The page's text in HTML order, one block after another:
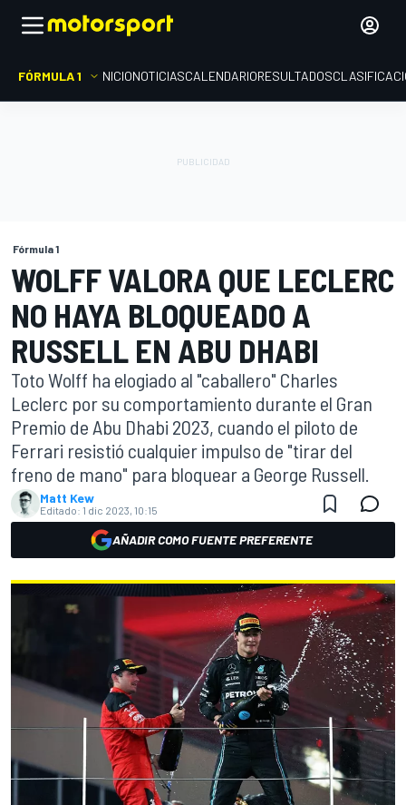
FÓRMULA 1 INICIONOTICIASCALENDARIORESULTADOS
Fórmula 1
WOLFF VALORA QUE LECLERC
NO HAYA BLOQUEADO A
RUSSELL EN ABU DHABI
Toto Wolff ha elogiado al "caballero" Charles
Leclerc por su comportamiento durante el Gran
Premio de Abu Dhabi 2023, cuando el piloto de
Ferrari resistió cualquier impulso de "tirar del
freno de mano" para bloquear a George Russell.
Matt Kew
Editado: 1 dic 2023, 10:15
AÑADIR COMO FUENTE PREFERENTE